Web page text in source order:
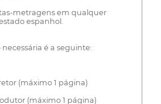
metragens em qualquer
espanhol.
é a seguinte:
(máximo 1 página)
(máximo 1 página)